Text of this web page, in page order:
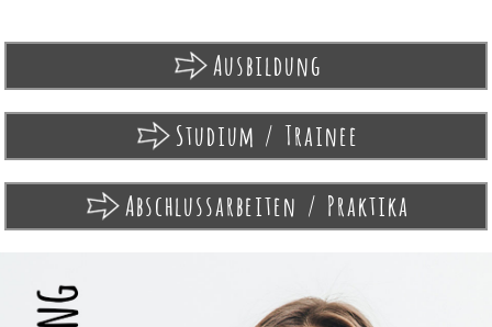
Ausbildung
Studium / Trainee
Abschlussarbeiten / Praktika